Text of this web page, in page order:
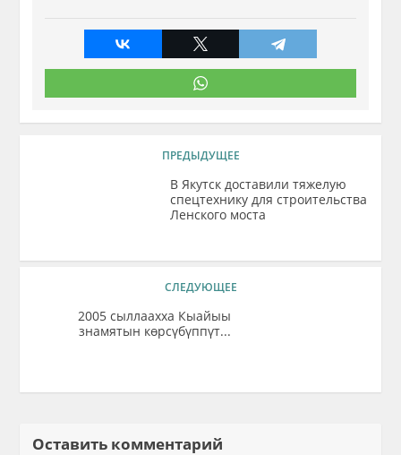
ПРЕДЫДУЩЕЕ
В Якутск доставили тяжелую
спецтехнику для строительства
Ленского моста
СЛЕДУЮЩЕЕ
2005 сыллаахха Кыайыы
знамятын көрсүбүппүт...
Оставить комментарий